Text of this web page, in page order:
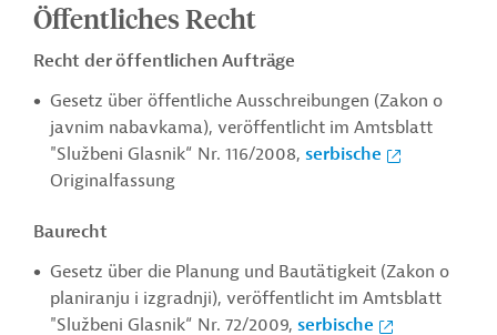
Öffentliches Recht
Recht der öffentlichen Aufträge
Gesetz über öffentliche Ausschreibungen (Zakon o
javnim nabavkama), veröffentlicht im Amtsblatt
"Službeni Glasnik“ Nr. 116/2008, serbische
Originalfassung
Baurecht
Gesetz über die Planung und Bautätigkeit (Zakon o
planiranju i izgradnji), veröffentlicht im Amtsblatt
"Službeni Glasnik“ Nr. 72/2009, serbische